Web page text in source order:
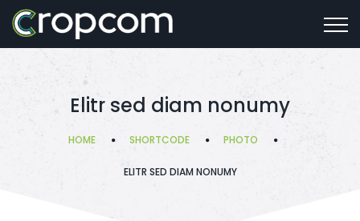
Elitr sed diam nonumy
HOME SHORTCODE PHOTO
ELITR SED DIAM NONUMY